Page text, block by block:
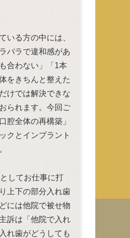
いる方の中には、
バラで違和感があ
合わない」「1本
をきちんと整えた
けでは解決できな
られます。今回ご
腔全体の再構築」
クとインプラント
してお仕事に打
上下の部分入れ歯
には他院で被せ物
訴は「他院で入れ
れ歯がどうしても